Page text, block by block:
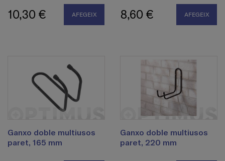
10,30 € AFEGEIX 8,60 € AFEGEIX
Ganxo doble multiusos
paret, 165 mm
Ganxo doble multiusos
paret, 220 mm